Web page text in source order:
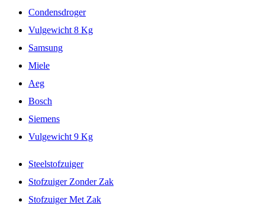
Condensdroger
Vulgewicht 8 Kg
Samsung
Miele
Aeg
Bosch
Siemens
Vulgewicht 9 Kg
Steelstofzuiger
Stofzuiger Zonder Zak
Stofzuiger Met Zak